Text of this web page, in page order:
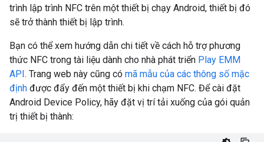
trình lập trình NFC trên một thiết bị chạy Android, thiết bị đó
sẽ trở thành thiết bị lập trình.
Bạn có thể xem hướng dẫn chi tiết về cách hỗ trợ phương
thức NFC trong tài liệu dành cho nhà phát triển Play EMM
API. Trang web này cũng có mã mẫu của các thông số mặc
định được đẩy đến một thiết bị khi chạm NFC. Để cài đặt
Android Device Policy, hãy đặt vị trí tải xuống của gói quản
trị thiết bị thành: